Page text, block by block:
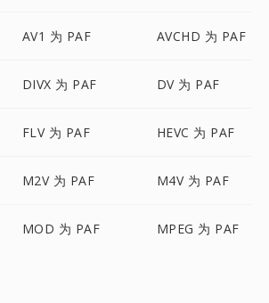
AV1 为 PAF AVCHD 为 PAF
DIVX 为 PAF DV 为 PAF
FLV 为 PAF HEVC 为 PAF
M2V 为 PAF M4V 为 PAF
MOD 为 PAF MPEG 为 PAF